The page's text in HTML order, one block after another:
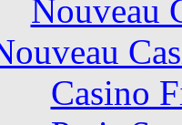
Nouveau
Casino